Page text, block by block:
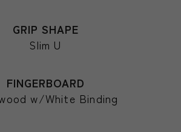
GRIP SHAPE
Slim U
FINGERBOARD
w/White Binding